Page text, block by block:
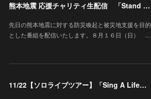
熊本地震 応援チャリティ生配信 「Stand By KUMAMOTO」
先日の熊本地震に対する防災喚起と被災地支援を目的
とした番組を配信いたします。８月１６日（日） …
11/22【ソロライブツアー】「Sing A Life」石川 金沢歌劇座